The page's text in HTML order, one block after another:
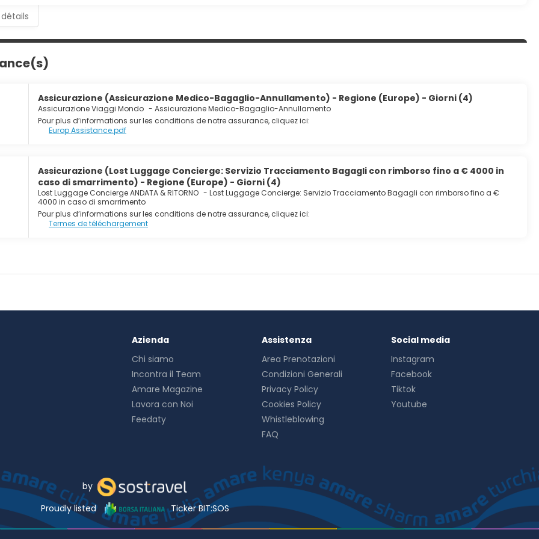
les jours de 06 h 30 à 10 h 30 moyennant un supplément.
sec / blanchisserie. Si vous devez organiser une réunion à Berlin, faites confiance à cet hôtel qui dispose d'espaces
mesurant 1000 mètres carrés et comprenant un centre de conférence et des salles de réunion. Un parking payant sans
est disponible dans l'enceinte de l'hébergement.
Assicurazione (Assicurazione Medico-Bagaglio-Annullamento) - Regione (Europe) - Giorni (4)
Assicurazione Viaggi Mondo - Assicurazione Medico-Bagaglio-Annullamento
Pour plus d’informations sur les conditions de notre assurance, cliquez ici:
Europ Assistance.pdf
Assicurazione (Lost Luggage Concierge: Servizio Tracciamento Bagagli con rimborso fino a € 4000 in
caso di smarrimento) - Regione (Europe) - Giorni (4)
Lost Luggage Concierge ANDATA & RITORNO - Lost Luggage Concierge: Servizio Tracciamento Bagagli con rimborso fino a €
4000 in caso di smarrimento
Pour plus d’informations sur les conditions de notre assurance, cliquez ici:
Termes de téléchargement
Azienda
Chi siamo
Incontra il Team
Amare Magazine
Lavora con Noi
Feedaty
Assistenza
Area Prenotazioni
Condizioni Generali
Privacy Policy
Cookies Policy
Whistleblowing
FAQ
Social media
Instagram
Facebook
Tiktok
Youtube
by
Proudly listed
Ticker BIT:SOS